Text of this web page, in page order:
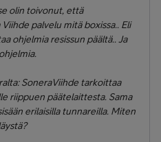
olin toivonut, että
palvelu mitä boxissa.. Eli
ohjelmia resissun päältä.. Ja
SoneraViihde tarkoittaa
riippuen päätelaittesta. Sama
erilaisilla tunnareilla. Miten